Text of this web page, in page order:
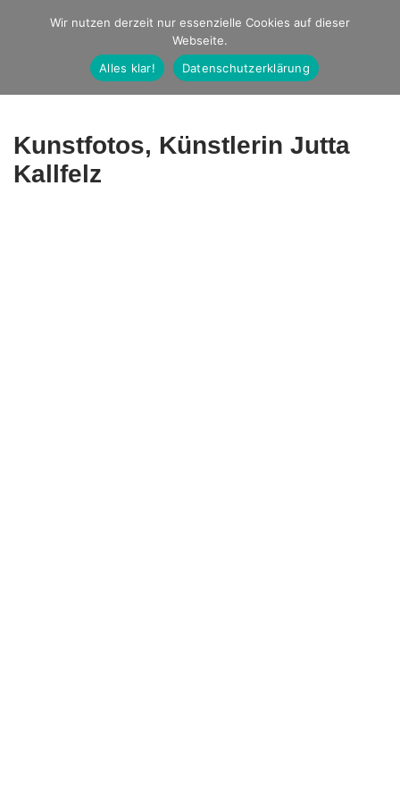
Studio Ernst
Fotografie
Kunstfotos, Künstlerin Jutta
Kallfelz
Wir nutzen derzeit nur essenzielle Cookies auf dieser
Webseite.
Alles klar!
Datenschutzerklärung